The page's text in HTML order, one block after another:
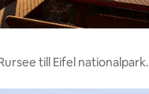
till Eifel nationalpark.